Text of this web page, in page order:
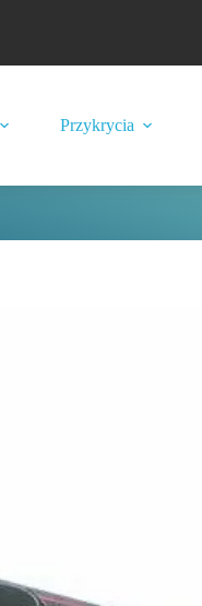
Przykrycia